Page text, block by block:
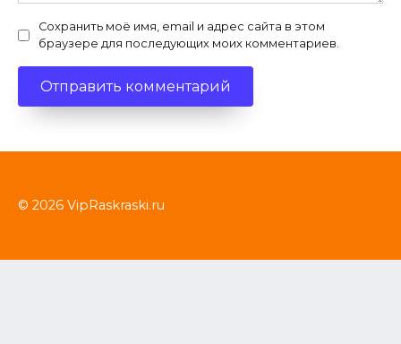
Сохранить моё имя, email и адрес сайта в этом
браузере для последующих моих комментариев.
© 2026 VipRaskraski.ru